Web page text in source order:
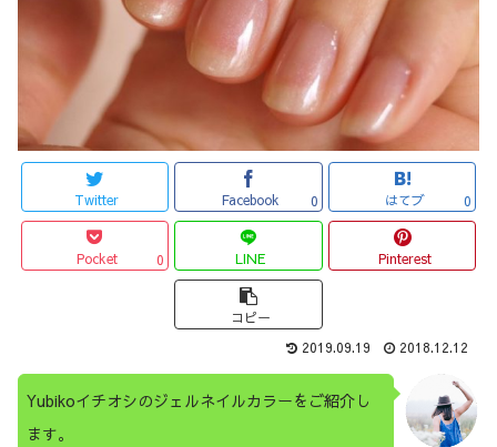
Twitter Facebook 0 はてブ 0
Pocket 0 LINE Pinterest
コピー
2019.09.19
2018.12.12
Yubikoイチオシのジェルネイルカラーをご紹介し
ます。